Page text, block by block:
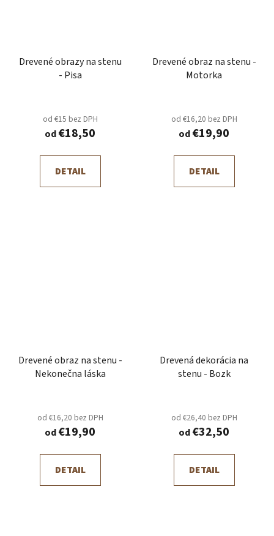
Drevené obrazy na stenu
- Pisa
od €15 bez DPH
od€18,50
DETAIL
Drevené obraz na stenu -
Motorka
od €16,20 bez DPH
od€19,90
DETAIL
Drevené obraz na stenu -
Nekonečna láska
od €16,20 bez DPH
od€19,90
DETAIL
Drevená dekorácia na
stenu - Bozk
od €26,40 bez DPH
od€32,50
DETAIL